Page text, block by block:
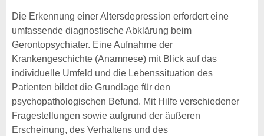
Die Erkennung einer Altersdepression erfordert eine
umfassende diagnostische Abklärung beim
Gerontopsychiater. Eine Aufnahme der
Krankengeschichte (Anamnese) mit Blick auf das
individuelle Umfeld und die Lebenssituation des
Patienten bildet die Grundlage für den
psychopathologischen Befund. Mit Hilfe verschiedener
Fragestellungen sowie aufgrund der äußeren
Erscheinung, des Verhaltens und des